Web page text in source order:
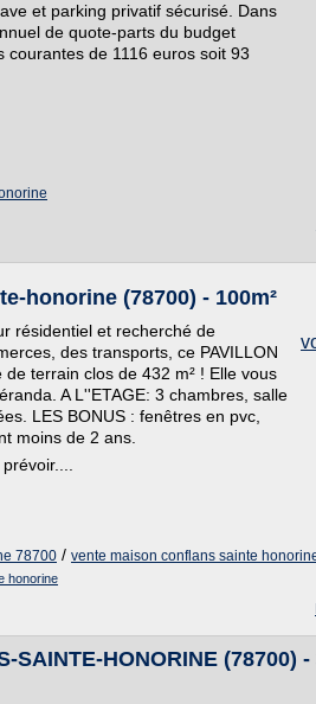
et parking privatif sécurisé. Dans
de quote-parts du budget
de 1116 euros soit 93
honorine (78700) - 100m²
résidentiel et recherché de
des transports, ce PAVILLON
terrain clos de 432 m² ! Elle vous
A L''ETAGE: 3 chambres, salle
LES BONUS : fenêtres en pvc,
moins de 2 ans.
78700 / vente maison conflans sainte
honorine
SAINTE-HONORINE (78700) -